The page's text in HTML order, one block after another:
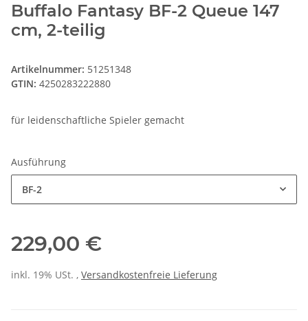
Buffalo Fantasy BF-2 Queue 147
cm, 2-teilig
Artikelnummer: 51251348
GTIN: 4250283222880
für leidenschaftliche Spieler gemacht
Ausführung
BF-2
229,00 €
inkl. 19% USt. , Versandkostenfreie Lieferung